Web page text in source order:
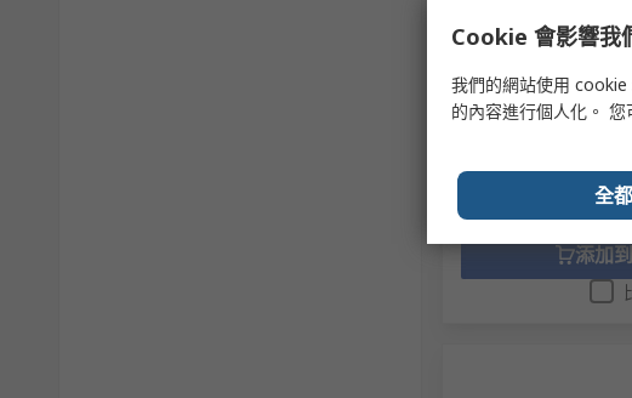
小計（1 件）
HK$122.00
添加
Cookie 會影響我
我們的網站使用
的內容進行個人化。 您
全